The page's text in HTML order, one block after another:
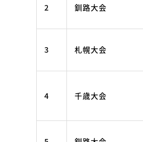
2 釧路大会
3 札幌大会
4 千歳大会